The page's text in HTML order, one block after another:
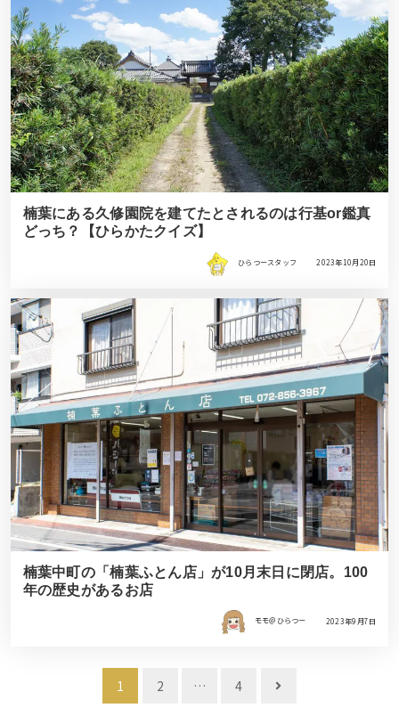
楠葉にある久修園院を建てたとされるのは行基or鑑真
どっち？【ひらかたクイズ】
ひらつースタッフ 2023年10月20日
楠葉中町の「楠葉ふとん店」が10月末日に閉店。100
年の歴史があるお店
モモ＠ひらつー 2023年9月7日
1 2 … 4